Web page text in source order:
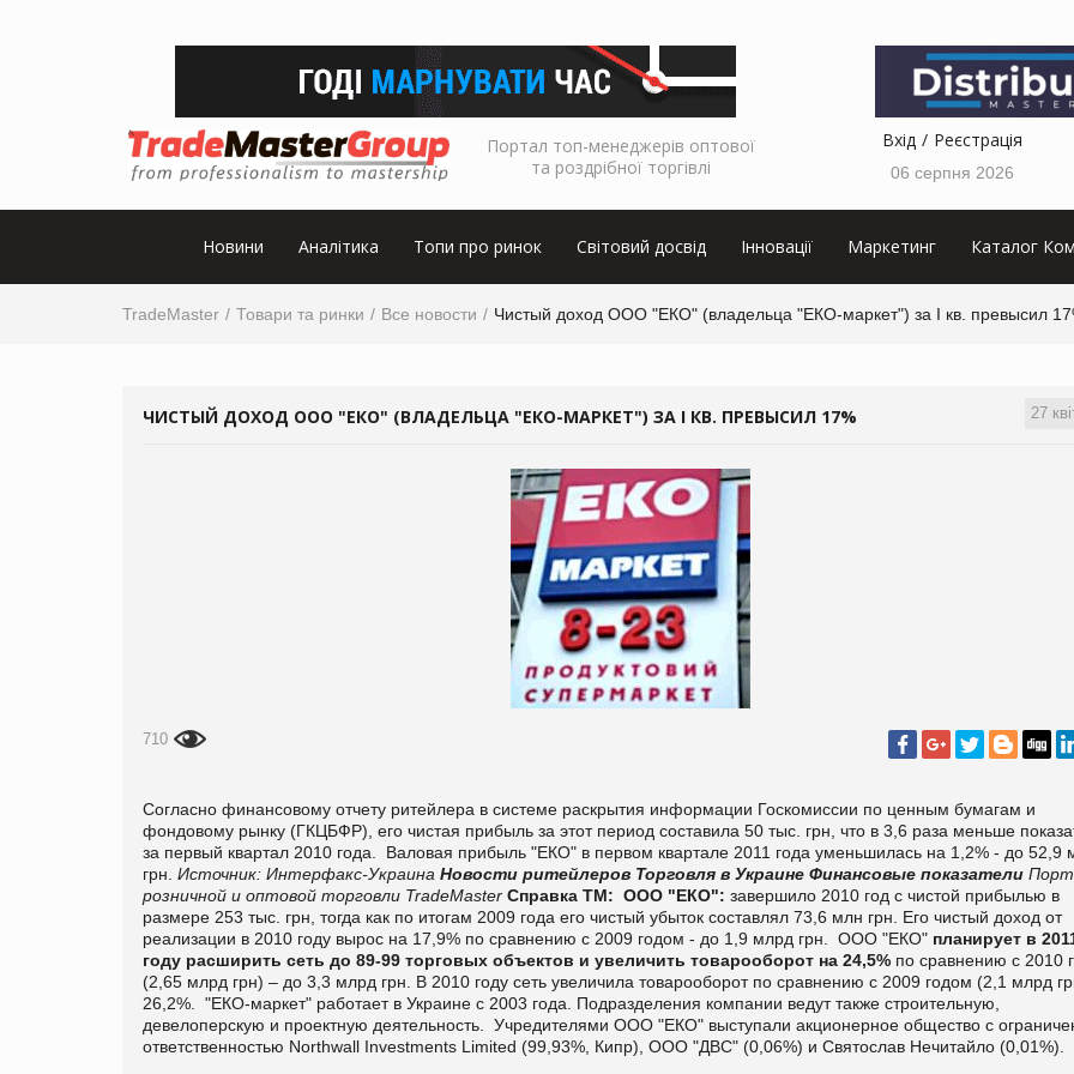
Портал топ-менеджерів оптової
та роздрібної торгівлі
Вхід Реєстрація
06 серпня 2026
Новини Аналітика Топи про ринок Світовий досвід Інновації Маркетинг Каталог
TradeMaster Товари та ринки Все новости Чистый доход ООО "ЕКО" (владельца "ЕКО-маркет") за I кв. превысил
27
ЧИСТЫЙ ДОХОД ООО "ЕКО" (ВЛАДЕЛЬЦА "ЕКО-МАРКЕТ") ЗА I КВ. ПРЕВЫСИЛ 17%
710
Согласно финансовому отчету ритейлера в системе раскрытия информации Госкомиссии по ценным бумагам и
фондовому рынку (ГКЦБФР), его чистая прибыль за этот период составила 50 тыс. грн, что в 3,6 раза меньше
за первый квартал 2010 года.
Валовая прибыль "ЕКО" в первом квартале 2011 года уменьшилась на 1,2% - до 52,9
грн. Источник: Интерфакс-Украина Новости ритейлеров Торговля в Украине Финансовые показатели
розничной и оптовой торговли TradeMaster Справка ТМ: ООО "ЕКО": завершило 2010 год с чистой прибылью в
размере 253 тыс. грн, тогда как по итогам 2009 года его чистый убыток составлял 73,6 млн грн. Его чистый доход от
реализации в 2010 году вырос на 17,9% по сравнению с 2009 годом - до 1,9 млрд грн.
ООО "ЕКО" планирует в
году расширить сеть до 89-99 торговых объектов и увеличить товарооборот на 24,5% по сравнению с 2010
(2,65 млрд грн) – до 3,3 млрд грн. В 2010 году сеть увеличила товарооборот по сравнению с 2009 годом (2,1 млрд
26,2%.
"ЕКО-маркет" работает в Украине с 2003 года. Подразделения компании ведут также строительную,
девелоперскую и проектную деятельность.
Учредителями ООО "ЕКО" выступали акционерное общество с
ответственностью Northwall Investments Limited (99,93%, Кипр), ООО "ДВС" (0,06%) и Святослав Нечитайло (0,01%).